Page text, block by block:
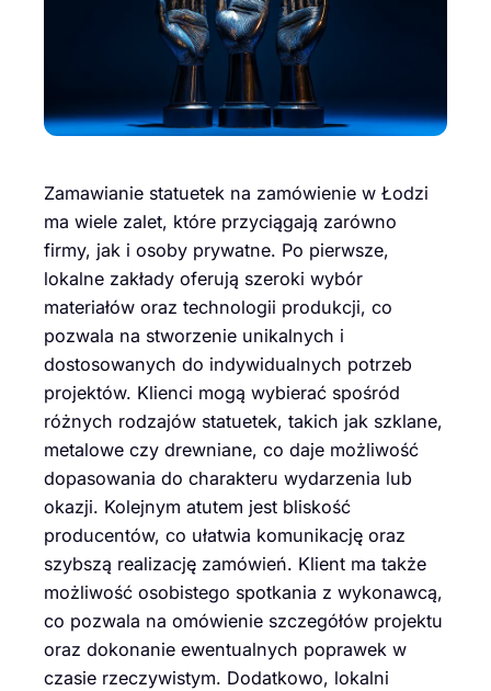
Zamawianie statuetek na zamówienie w Łodzi
ma wiele zalet, które przyciągają zarówno
firmy, jak i osoby prywatne. Po pierwsze,
lokalne zakłady oferują szeroki wybór
materiałów oraz technologii produkcji, co
pozwala na stworzenie unikalnych i
dostosowanych do indywidualnych potrzeb
projektów. Klienci mogą wybierać spośród
różnych rodzajów statuetek, takich jak szklane,
metalowe czy drewniane, co daje możliwość
dopasowania do charakteru wydarzenia lub
okazji. Kolejnym atutem jest bliskość
producentów, co ułatwia komunikację oraz
szybszą realizację zamówień. Klient ma także
możliwość osobistego spotkania z wykonawcą,
co pozwala na omówienie szczegółów projektu
oraz dokonanie ewentualnych poprawek w
czasie rzeczywistym. Dodatkowo, lokalni